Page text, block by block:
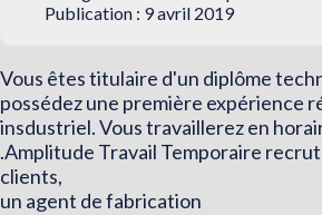
Publication : 9 avril 2019
Vous êtes titulaire d'un diplôme
possédez une première expérience
insdustriel. Vous travaillerez en
.Amplitude Travail Temporaire
clients,
un agent de fabrication